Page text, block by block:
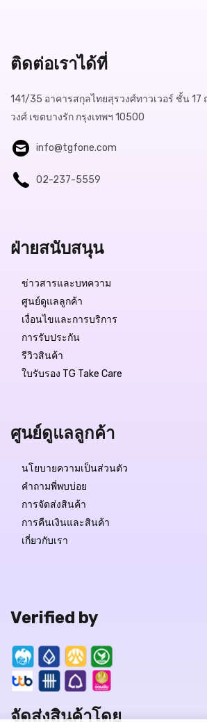
ติดต่อเราได้ที่
141/35 อาคารสกุลไทยสุรวงศ์ทาวเวอร์ ชั้น
วงศ์ เขตบางรัก กรุงเทพฯ 10500
info@tgfone.com
02-237-5559
ฝ่ายสนับสนุน
ข่าวสารและบทความ
ศูนย์ดูแลลูกค้า
เงื่อนไขและการบริการ
การรับประกัน
รีวิวสินค้า
ใบรับรอง TG Take Care
ศูนย์ดูแลลูกค้า
นโยบายความเป็นส่วนตัว
คำถามพี่พบบ่อย
การจัดส่งสินค้า
การคืนเงินและสินค้า
เกี่ยวกับเรา
Verified by
จัดส่งสินค้าโดย